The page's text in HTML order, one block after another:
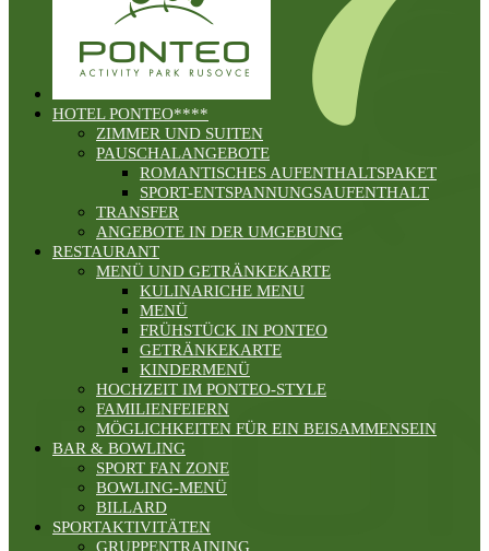
HOTEL PONTEO****
ZIMMER UND SUITEN
PAUSCHALANGEBOTE
ROMANTISCHES AUFENTHALTSPAKET
SPORT-ENTSPANNUNGSAUFENTHALT
TRANSFER
ANGEBOTE IN DER UMGEBUNG
RESTAURANT
MENÜ UND GETRÄNKEKARTE
KULINARICHE MENU
MENÜ
FRÜHSTÜCK IN PONTEO
GETRÄNKEKARTE
KINDERMENÜ
HOCHZEIT IM PONTEO-STYLE
FAMILIENFEIERN
MÖGLICHKEITEN FÜR EIN BEISAMMENSEIN
BAR & BOWLING
SPORT FAN ZONE
BOWLING-MENÜ
BILLARD
SPORTAKTIVITÄTEN
GRUPPENTRAINING